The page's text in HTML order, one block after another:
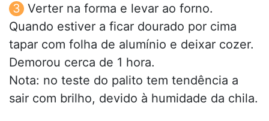
Verter na forma e levar ao forno.
Quando estiver a ficar dourado por cima
tapar com folha de alumínio e deixar cozer.
Demorou cerca de 1 hora.
Nota: no teste do palito tem tendência a
sair com brilho, devido à humidade da chila.